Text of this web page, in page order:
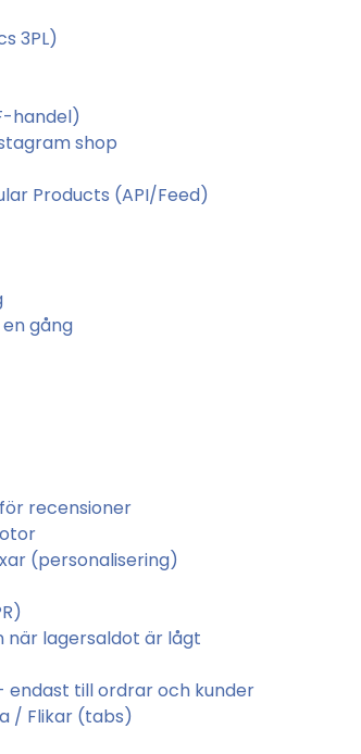
3PL)
handel)
shop
Products (API/Feed)
gång
recensioner
(personalisering)
när lagersaldot är lågt
endast till ordrar och kunder
/ Flikar (tabs)